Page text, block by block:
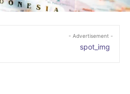
- Advertisement -